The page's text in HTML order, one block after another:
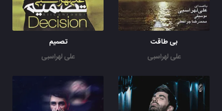
بی طاقت
علی لهراسبی
تصمیم
علی لهراسبی